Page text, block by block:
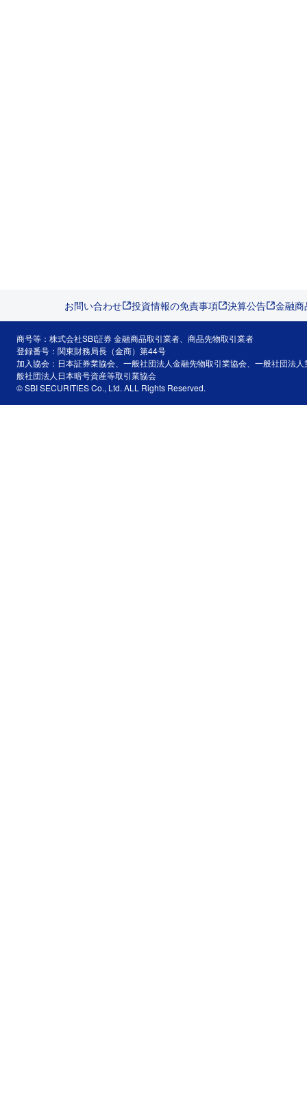
お問い合わせ 投資情報の免責事項 決算公告 金融
商号等：株式会社SBI証券 金融商品取引業者、商品先物取引業者
登録番号：関東財務局長（金商）第44号
加入協会：日本証券業協会、一般社団法人金融先物取引業協会、一般社団法
般社団法人日本暗号資産等取引業協会
© SBI SECURITIES Co., Ltd. ALL Rights Reserved.